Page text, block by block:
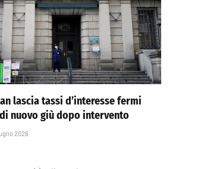
lascia tassi d’interesse fermi
di nuovo giù dopo intervento
2026